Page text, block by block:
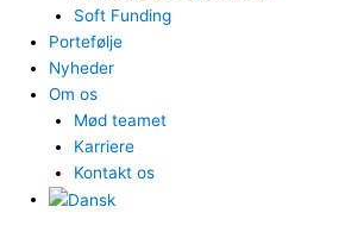
Soft Funding
Portefølje
Nyheder
Om os
Mød teamet
Karriere
Kontakt os